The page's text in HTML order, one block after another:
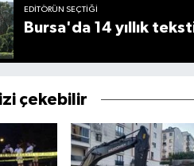
EDITÖRÜN SEÇTIĞI
Bursa'da 14 yıllık
çekebilir